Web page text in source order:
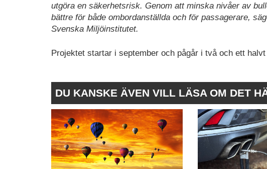
utgöra en säkerhetsrisk. Genom att minska nivåer av
bättre för både ombordanställda och för passagerare,
Svenska Miljöinstitutet.
Projektet startar i september och pågår i två och ett halvt
DU KANSKE ÄVEN VILL LÄSA OM DET